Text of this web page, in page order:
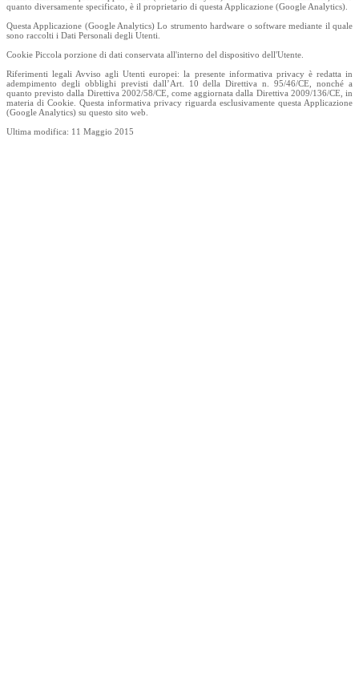
quanto diversamente specificato, è il proprietario di questa Applicazione (Google Analytics).
Questa Applicazione (Google Analytics) Lo strumento hardware o software mediante il quale
sono raccolti i Dati Personali degli Utenti.
Cookie Piccola porzione di dati conservata all'interno del dispositivo dell'Utente.
Riferimenti legali Avviso agli Utenti europei: la presente informativa privacy è redatta in
adempimento degli obblighi previsti dall’Art. 10 della Direttiva n. 95/46/CE, nonché a
quanto previsto dalla Direttiva 2002/58/CE, come aggiornata dalla Direttiva 2009/136/CE, in
materia di Cookie. Questa informativa privacy riguarda esclusivamente questa Applicazione
(Google Analytics) su questo sito web.
Ultima modifica: 11 Maggio 2015